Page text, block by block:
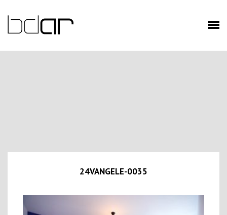
24VANGELE-0035